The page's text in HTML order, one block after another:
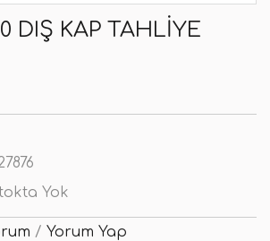
DIŞ KAP TAHLIYE
Yok
/ Yorum Yap